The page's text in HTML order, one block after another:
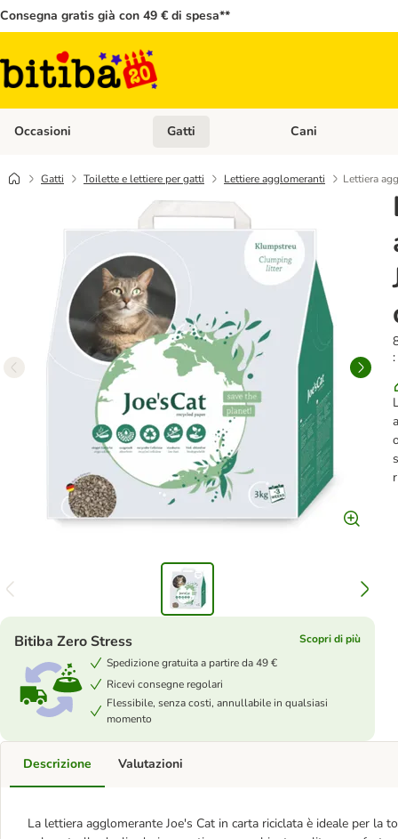
Consegna gratis già con 49 € di spesa**
Occasioni Apri Menù Categoria: Occasioni
Gatti Apri Menù
Cani
Gatti Toilette e lettiere per gatti Lettiere agglomeranti Lettiera
Bitiba Zero Stress
Scopri di più
Spedizione gratuita a partire da 49 €
Ricevi consegne regolari
Flessibile, senza costi, annullabile in qualsiasi
momento
Descrizione
La lettiera agglomerante Joe's Cat in carta riciclata è ideale per
Valutazioni